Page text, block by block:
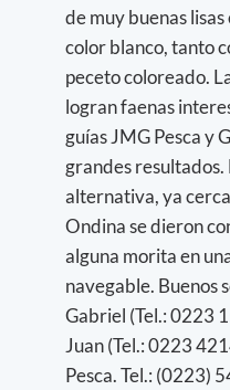
de muy buenas
color blanco, tanto
peceto coloreado.
logran faenas
guías JMG Pesca y
grandes resultados.
alternativa, ya
Ondina se dieron
alguna morita en
navegable. Buenos
Gabriel (Tel.: 0223
Juan (Tel.: 0223
Pesca. Tel.: (0223)